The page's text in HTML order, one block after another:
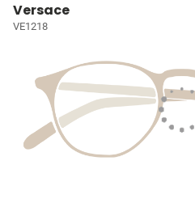
Versace
VE1218